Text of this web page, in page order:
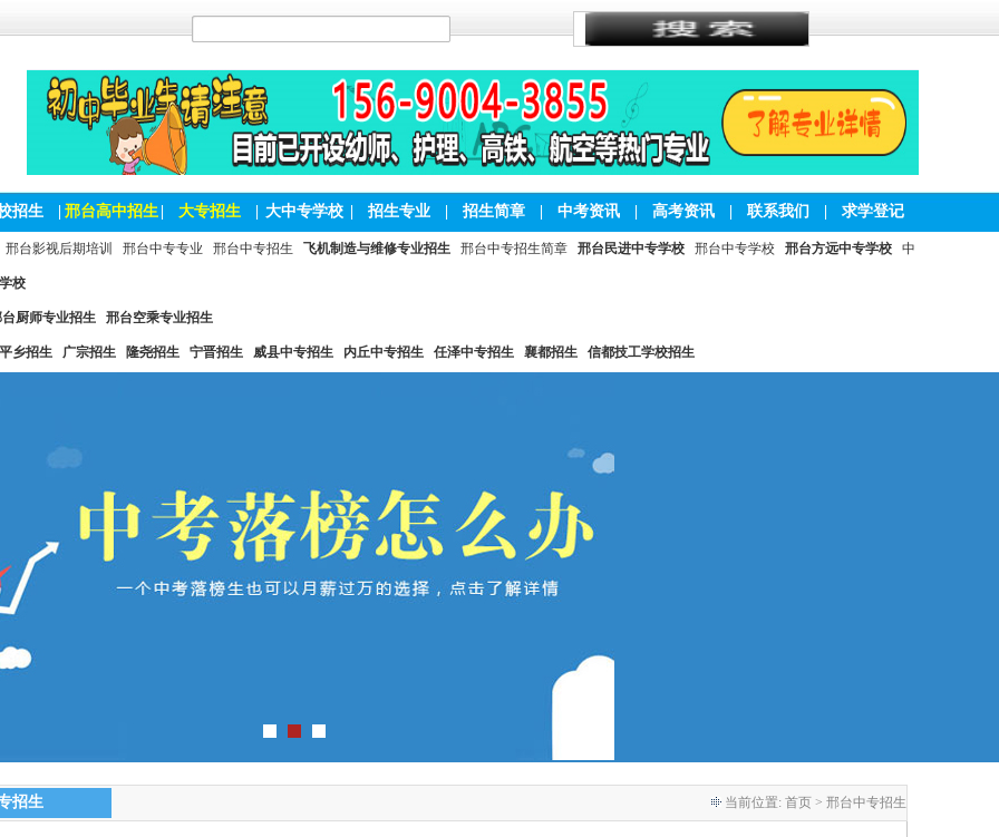
招生 邢台高中招生 大专招生 大中专学校 招生专业 招生简章 中考资讯 高考资讯 联系我们 求学登记
邢台影视后期培训 邢台中专专业 邢台中专招生 飞机制造与维修专业招生 邢台中专招生简章 邢台民进中专学校 邢台中专学校 邢台方远中专学校 中
校
厨师专业招生 邢台空乘专业招生
平乡招生 广宗招生 隆尧招生 宁晋招生 威县中专招生 内丘中专招生 任泽中专招生 襄都招生 信都技工学校招生
招生 当前位置: 首页 > 邢台中专招生